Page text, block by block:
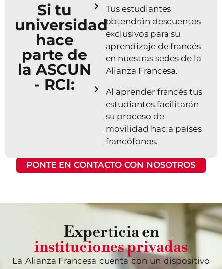
Si tu
universidad
hace
parte de
la ASCUN
- RCI:
Tus estudiantes
obtendrán descuentos
exclusivos para su
aprendizaje de francés
en nuestras sedes de la
Alianza Francesa.
Al aprender francés tus
estudiantes facilitarán
su proceso de
movilidad hacia países
francófonos.
PONTE EN CONTACTO CON NOSOTROS
Experticia en
instituciones privadas
La Alianza Francesa cuenta con un dispositivo